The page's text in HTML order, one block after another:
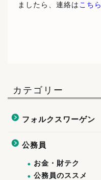
ましたら、連絡は こちら
カテゴリー
フォルクスワーゲン
公務員
お金・財テク
公務員のススメ